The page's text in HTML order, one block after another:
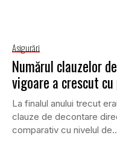
Asigurări
Numărul clauzelor
vigoare a crescut
La finalul anului trecut
clauze de decontare
comparativ cu nivelul